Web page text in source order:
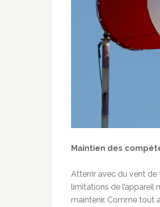
Maintien des
Atterrir avec du vent de
limitations de
maintenir. Comme tout